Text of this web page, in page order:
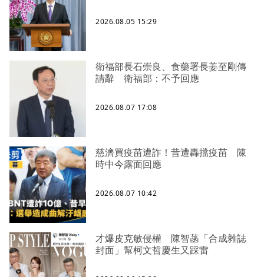
2026.08.05 15:29
衛福部長石崇良、食藥署長姜至剛傳
請辭 衛福部：不予回應
2026.08.07 17:08
慈濟買疫苗遭詐！昔遭轟擋疫苗 陳
時中今露面回應
2026.08.07 10:42
才爆皮克敏侵權 陳智菡「合成雜誌
封面」幫柯文哲慶生又踩雷